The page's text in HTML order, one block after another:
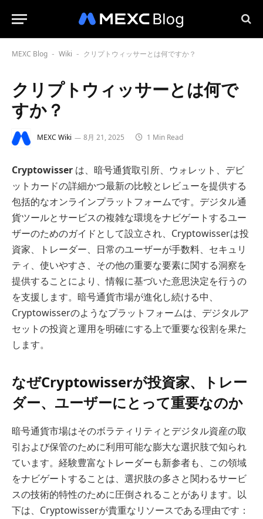
MEXC Blog - Wiki - クリプトウィッサーとは何ですか？
クリプトウィッサーとは何で
すか？
MEXC Wiki 8月 21, 2025 1 Min Read
Cryptowisser は、暗号通貨取引所、ウォレット、デビ
ットカードの詳細かつ最新の比較とレビューを提供する
包括的なオンラインプラットフォームです。デジタル通
貨ツールとサービスの複雑な環境をナビゲートするユー
ザーのためのガイドとして設立され、Cryptowisserは投
資家、トレーダー、日常のユーザーが手数料、セキュリ
ティ、使いやすさ、その他の重要な要素に関する洞察を
提供することにより、情報に基づいた意思決定を行うの
を支援します。暗号通貨市場が進化し続ける中、
Cryptowisserのようなプラットフォームは、デジタルア
セットの投資と運用を明確にする上で重要な役割を果た
します。
なぜCryptowisserが投資家、トレー
ダー、ユーザーにとって重要なのか
暗号通貨市場はそのボラティリティとデジタル資産の取
引および保管のために利用可能な膨大な選択肢で知られ
ています。経験豊富なトレーダーも新参者も、この領域
をナビゲートすることは、選択肢の多さと関わるサービ
スの技術的特性のために圧倒されることがあります。以
下は、Cryptowisserが貴重なリソースである理由です：